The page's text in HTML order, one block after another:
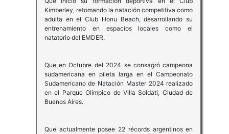
Kimberley, retomando la natación competitiva como
adulta en el Club Honu Beach, desarrollando su
entrenamiento en espacios locales como el
natatorio del EMDER.
Que en Octubre del 2024 se consagró campeona
sudamericana en pileta larga en el Campeonato
Sudamericano de Natación Master 2024 realizado
en el Parque Olímpico de Villa Soldati, Ciudad de
Buenos Aires.
Que actualmente posee 22 récords argentinos en